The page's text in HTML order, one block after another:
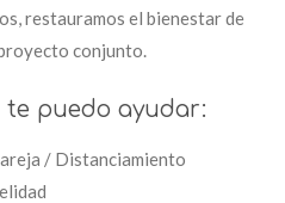
restauramos el bienestar de
conjunto.
puedo ayudar:
/ Distanciamiento